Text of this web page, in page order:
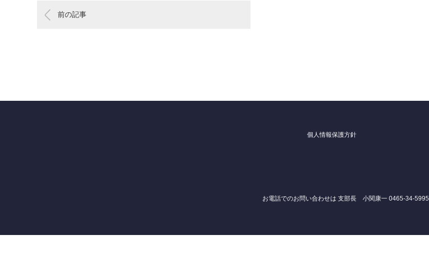
前の記事
個人情報保護方針
お電話でのお問い合わせは 支部長 小関康一 0465-34-5995